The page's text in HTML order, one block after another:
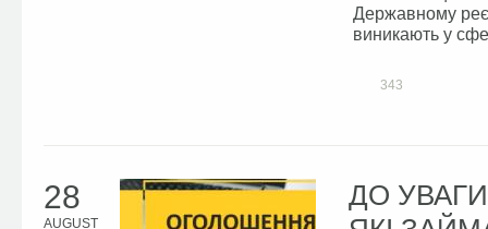
Державному
виникають у
343
28
AUGUST
ДО